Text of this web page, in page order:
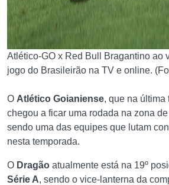
Atlético-GO x Red Bull Bragantino ao
jogo do Brasileirão na TV e online.
O Atlético Goianiense, que na última
chegou a ficar uma rodada na zona
sendo uma das equipes que lutam
nesta temporada.
O Dragão atualmente está na 19º
Série A, sendo o vice-lanterna da